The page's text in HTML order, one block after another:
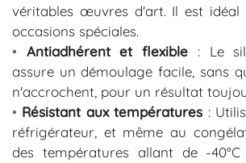
véritables œuvres d'art. Il est idéal
occasions spéciales.
•
Antiadhérent et flexible : Le
assure un démoulage facile, sans
n'accrochent, pour un résultat
• Résistant aux températures :
réfrigérateur, et même au
des températures allant de -